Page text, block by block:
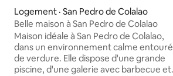
Logement · San Pedro de Colalao
Belle maison à San Pedro de Colalao
Maison idéale à San Pedro de Colalao,
dans un environnement calme entouré
de verdure. Elle dispose d'une grande
piscine, d'une galerie avec barbecue et